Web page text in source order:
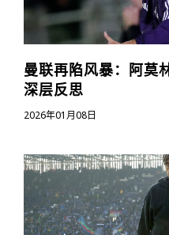
曼联再陷风暴：阿莫
深层反思
2026年01月08日